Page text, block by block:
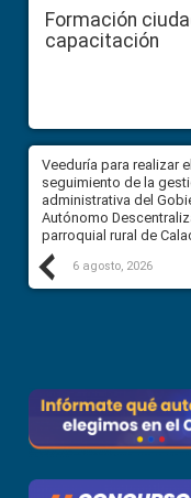
Formación
capacitación
Previous
Veeduría para realizar el
seguimiento de la
administrativa del
Autónomo
parroquial rural de
6 agosto, 2026